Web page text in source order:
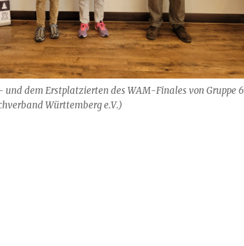
dem Erstplatzierten des WAM-Finales von Gruppe 6
Württemberg e.V.)